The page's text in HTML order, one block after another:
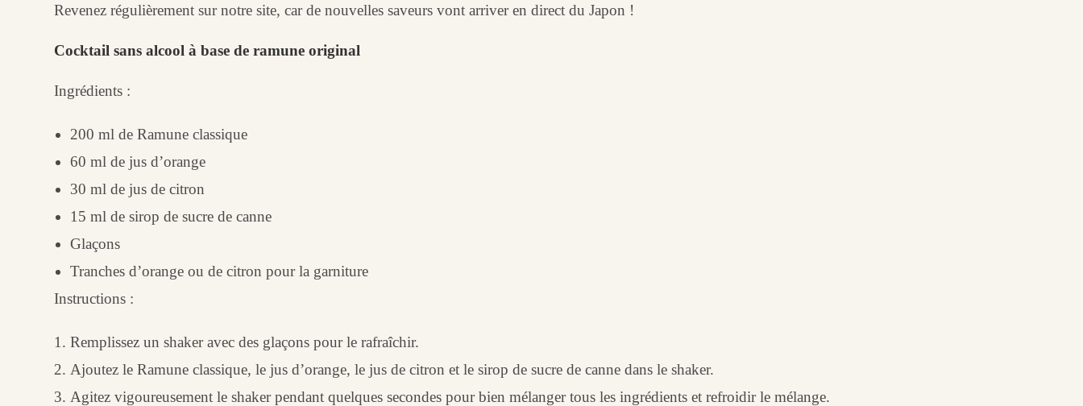
Revenez régulièrement sur notre site, car de nouvelles saveurs vont arriver en direct du Japon !
Cocktail sans alcool à base de ramune original
Ingrédients :
200 ml de Ramune classique
60 ml de jus d’orange
30 ml de jus de citron
15 ml de sirop de sucre de canne
Glaçons
Tranches d’orange ou de citron pour la garniture
Instructions :
Remplissez un shaker avec des glaçons pour le rafraîchir.
Ajoutez le Ramune classique, le jus d’orange, le jus de citron et le sirop de sucre de canne dans le shaker.
Agitez vigoureusement le shaker pendant quelques secondes pour bien mélanger tous les ingrédients et refroidir le mélange.